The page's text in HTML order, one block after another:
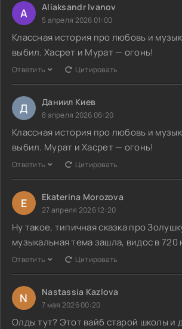
A Aliaksandr Ivanov
5 апреля 2026 01:00
Классная история про любовь и
выбил. Хасрет и Мурат — огонь!
Ответить Цитировать
Д Даниил Киев
8 апреля 2026 06:20
Классная история про любовь и
выбил. Мурат и Хасрет — огонь!
Ответить Цитировать
E Ekaterina Morozova
27 апреля 2026 12:20
Ну такое, типичная сказка про
музыкальная тема зашла, видос в 720
Ответить Цитировать
N Nastassia Kazlova
7 мая 2026 00:20
Олды тут? Этот вайб старой школы и